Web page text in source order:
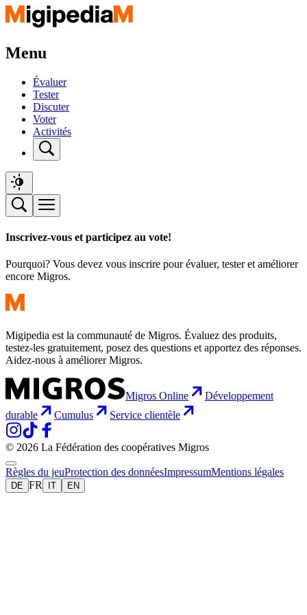
Menu
Évaluer
Tester
Discuter
Voter
Activités
Inscrivez-vous et participez au vote!
Pourquoi? Vous devez vous inscrire pour évaluer, tester et améliorer
encore Migros.
Migipedia est la communauté de Migros. Évaluez des produits,
testez-les gratuitement, posez des questions et apportez des réponses.
Aidez-nous à améliorer Migros.
Migros Online
Développement
durable
Cumulus Service clientèle
© 2026 La Fédération des coopératives Migros
Règles du jeuProtection des donnéesImpressumMentions légales
DE FR IT EN